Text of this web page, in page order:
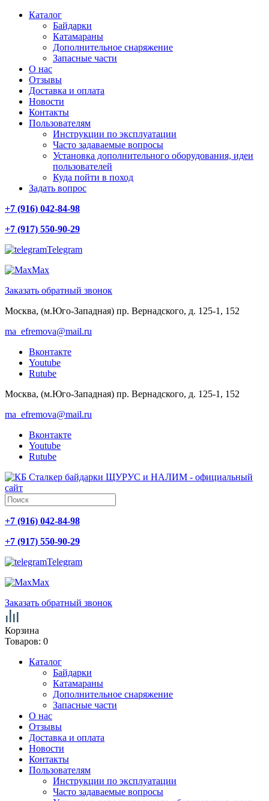
Каталог
Байдарки
Катамараны
Дополнительное снаряжение
Запасные части
О нас
Отзывы
Доставка и оплата
Новости
Контакты
Пользователям
Инструкции по эксплуатации
Часто задаваемые вопросы
Установка дополнительного оборудования, идеи
пользователей
Куда пойти в поход
Задать вопрос
+7 (916) 042-84-98
+7 (917) 550-90-29
Telegram
Max
Заказать обратный звонок
Москва, (м.Юго-Западная) пр. Вернадского, д. 125-1, 152
ma_efremova@mail.ru
Вконтакте
Youtube
Rutube
Москва, (м.Юго-Западная) пр. Вернадского, д. 125-1, 152
ma_efremova@mail.ru
Вконтакте
Youtube
Rutube
+7 (916) 042-84-98
+7 (917) 550-90-29
Telegram
Max
Заказать обратный звонок
Корзина
Товаров: 0
Каталог
Байдарки
Катамараны
Дополнительное снаряжение
Запасные части
О нас
Отзывы
Доставка и оплата
Новости
Контакты
Пользователям
Инструкции по эксплуатации
Часто задаваемые вопросы